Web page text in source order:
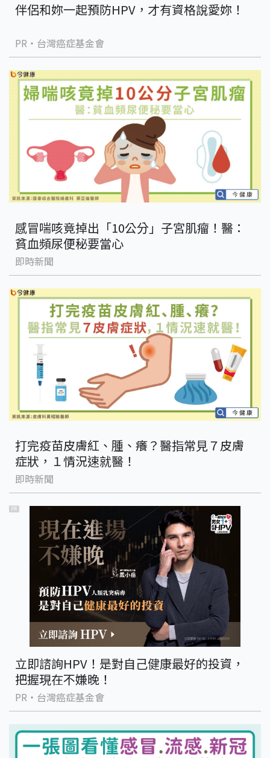
伴侶和妳一起預防HPV，才有資格說愛妳！
PR・台灣癌症基金會
感冒喘咳竟掉出「10公分」子宮肌瘤！醫：
貧血頻尿便秘要當心
即時新聞
打完疫苗皮膚紅、腫、癢？醫指常見７皮膚
症狀，１情況速就醫！
即時新聞
PR
立即諮詢HPV！是對自己健康最好的投資，
把握現在不嫌晚！
PR・台灣癌症基金會